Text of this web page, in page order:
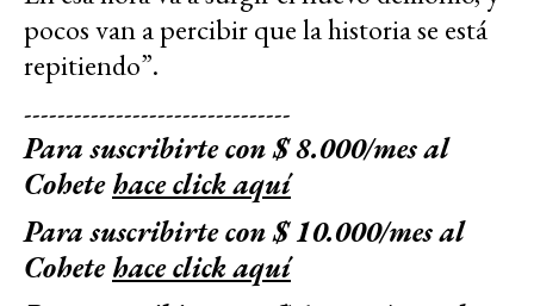
pocos van a percibir que la historia se está
repitiendo”.
--------------------------------
Para suscribirte con $ 8.000/mes al
Cohetehace click aquí
Para suscribirte con $ 10.000/mes al
Cohetehace click aquí